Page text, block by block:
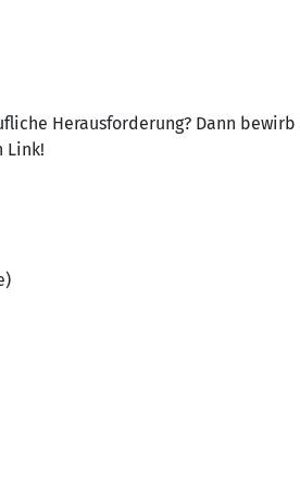
Herausforderung? Dann
Link!